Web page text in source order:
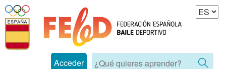
Acceder